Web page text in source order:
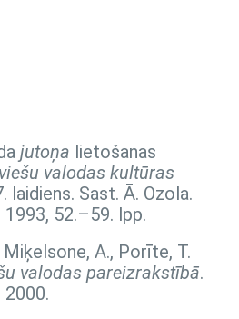
jutoņa lietošanas
valodas kultūras
laidiens. Sast. Ā. Ozola.
1993, 52.–59. lpp.
Miķelsone, A., Porīte, T.
valodas pareizrakstībā.
2000.